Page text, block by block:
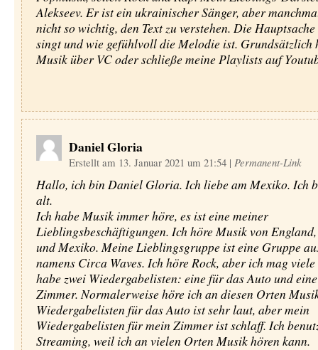
Alekseev. Er ist ein ukrainischer Sänger, aber
nicht so wichtig, den Text zu verstehen. Die
singt und wie gefühlvoll die Melodie ist. Grundsätzlich
Musik über VC oder schließe meine Playlists auf
Daniel Gloria
Erstellt am 13. Januar 2021 um 21:54 | Permanent-Link
Hallo, ich bin Daniel Gloria. Ich liebe am Mexiko. Ich
alt.
Ich habe Musik immer höre, es ist eine meiner
Lieblingsbeschäftigungen. Ich höre Musik von
und Mexiko. Meine Lieblingsgruppe ist eine Gruppe
namens Circa Waves. Ich höre Rock, aber ich mag
habe zwei Wiedergabelisten: eine für das Auto und
Zimmer. Normalerweise höre ich an diesen Orten
Wiedergabelisten für das Auto ist sehr laut, aber mein
Wiedergabelisten für mein Zimmer ist schlaff. Ich
Streaming, weil ich an vielen Orten Musik hören kann.